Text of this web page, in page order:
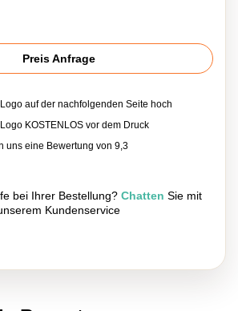
Preis Anfrage
auf der nachfolgenden Seite hoch
KOSTENLOS vor dem Druck
uns eine Bewertung von 9,3
bei Ihrer Bestellung? Chatten Sie mit
Kundenservice